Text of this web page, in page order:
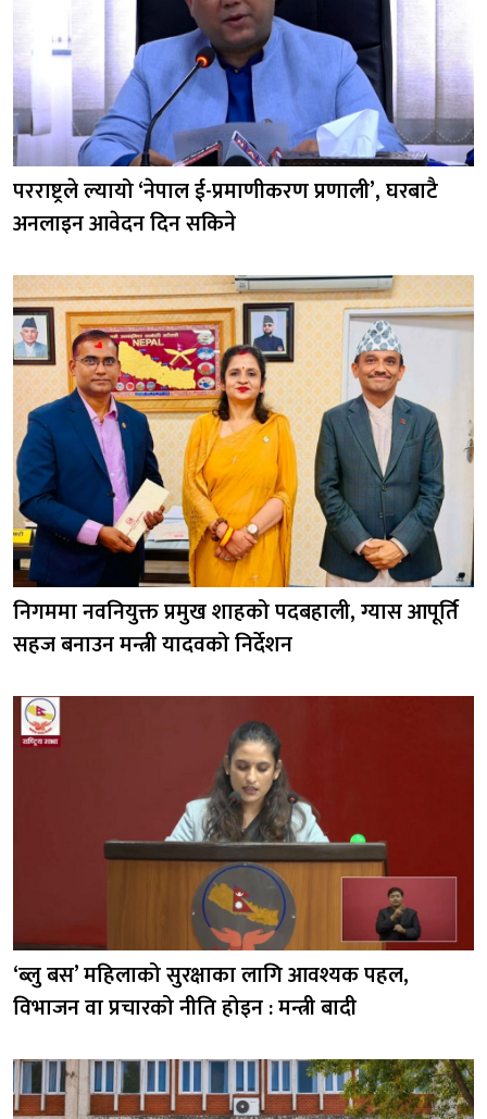
परराष्ट्रले ल्यायो ‘नेपाल ई-प्रमाणीकरण प्रणाली’, घरबाटै
अनलाइन आवेदन दिन सकिने
निगममा नवनियुक्त प्रमुख शाहको पदबहाली, ग्यास आपूर्ति
सहज बनाउन मन्त्री यादवको निर्देशन
‘ब्लु बस’ महिलाको सुरक्षाका लागि आवश्यक पहल,
विभाजन वा प्रचारको नीति होइन : मन्त्री बादी